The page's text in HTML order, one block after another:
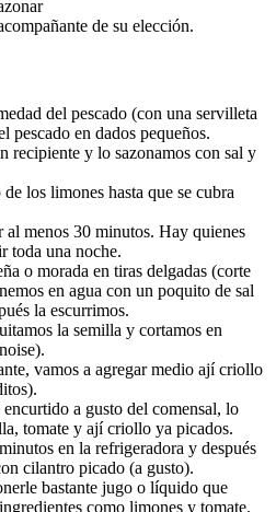
de su elección.
del pescado (con una servilleta
pescado en dados pequeños.
recipiente y lo sazonamos con sal y
los limones hasta que se cubra
menos 30 minutos. Hay quienes
toda una noche.
o morada en tiras delgadas (corte
en agua con un poquito de sal
la escurrimos.
la semilla y cortamos en
vamos a agregar medio ají criollo
encurtido a gusto del comensal, lo
tomate y ají criollo ya picados.
en la refrigeradora y después
cilantro picado (a gusto).
bastante jugo o líquido que
como limones y tomate.